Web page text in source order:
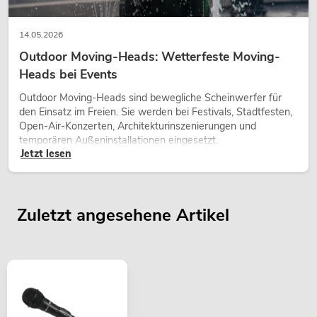
14.05.2026
Outdoor Moving-Heads: Wetterfeste Moving-
Heads bei Events
Outdoor Moving-Heads sind bewegliche Scheinwerfer für
den Einsatz im Freien. Sie werden bei Festivals, Stadtfesten,
Open-Air-Konzerten, Architekturinszenierungen und
temporären Außeninstallationen eingesetzt.
Jetzt lesen
Zuletzt angesehene Artikel